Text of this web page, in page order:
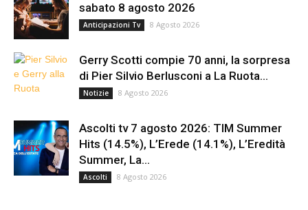
sabato 8 agosto 2026
Anticipazioni Tv 8 Agosto 2026
Gerry Scotti compie 70 anni, la sorpresa
di Pier Silvio Berlusconi a La Ruota...
Notizie 8 Agosto 2026
Ascolti tv 7 agosto 2026: TIM Summer
Hits (14.5%), L’Erede (14.1%), L’Eredità
Summer, La...
Ascolti 8 Agosto 2026